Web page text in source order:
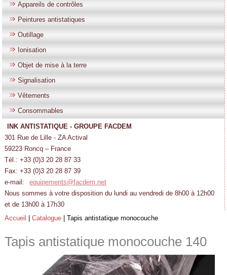
Appareils de contrôles
Peintures antistatiques
Outillage
Ionisation
Objet de mise à la terre
Signalisation
Vêtements
Consommables
INK ANTISTATIQUE - GROUPE FACDEM
301 Rue de Lille - ZA Actival
59223 Roncq – France
Tél.: +33 (0)3 20 28 87 33
Fax: +33 (0)3 20 28 87 39
e-mail:
equipements@facdem.net
Nous sommes à votre disposition du lundi au vendredi de 8h00 à 12h00
et de 13h00 à 17h30
Accueil
|Catalogue |Tapis antistatique monocouche
Tapis antistatique monocouche 140